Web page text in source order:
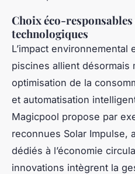
Choix éco-
technologiques
L’impact environnemental
piscines allient désormais
optimisation de la
et automatisation
Magicpool propose par
reconnues Solar Impulse,
dédiés à l’économie
innovations intègrent la